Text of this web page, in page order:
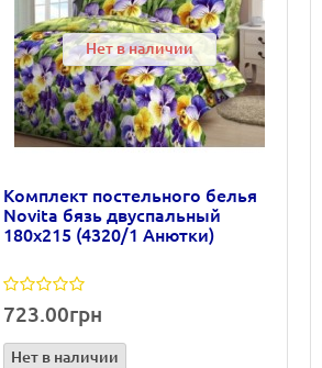
Нет в наличии
Комплект постельного белья
Novita бязь двуспальный
180х215 (4320/1 Анютки)
723.00грн
Нет в наличии